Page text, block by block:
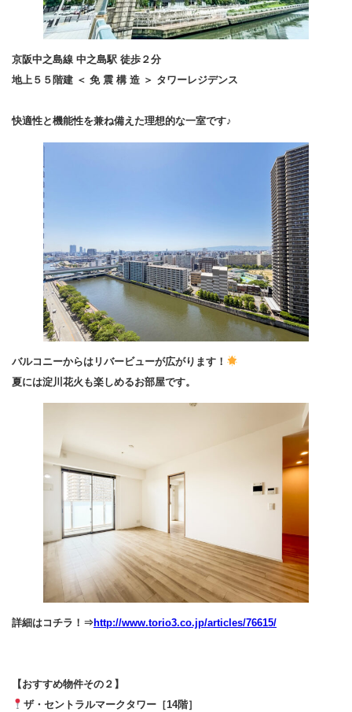
京阪中之島線 中之島駅 徒歩２分
地上５５階建 ＜ 免 震 構 造 ＞ タワーレジデンス
快適性と機能性を兼ね備えた理想的な一室です♪
バルコニーからはリバービューが広がります！
夏には淀川花火も楽しめるお部屋です。
詳細はコチラ！⇒http://www.torio3.co.jp/articles/76615/
【おすすめ物件その２】
ザ・セントラルマークタワー［14階］